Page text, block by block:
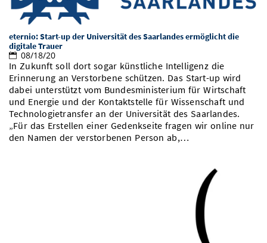
Vom Studium in den Beruf
Study Scheduler
Bibliothek
Open Science/Open Access
Start-ups
IT-Themenabend
Ranking
Zahlen & Fakten
Preise, Auszeichnungen und Förderungen
Kontakt
SIC Merchandise
SIC Podcast
AnsprechpartnerInnen, Personen, Forschungsgruppen
Termine, Vorträge und Veranstaltungen
Alumni
eternio: Start-up der Universität des Saarlandes ermöglicht die
digitale Trauer
08/18/20
In Zukunft soll dort sogar künstliche Intelligenz die
Erinnerung an Verstorbene schützen. Das Start-up wird
dabei unterstützt vom Bundesministerium für Wirtschaft
und Energie und der Kontaktstelle für Wissenschaft und
Technologietransfer an der Universität des Saarlandes.
„Für das Erstellen einer Gedenkseite fragen wir online nur
den Namen der verstorbenen Person ab,…